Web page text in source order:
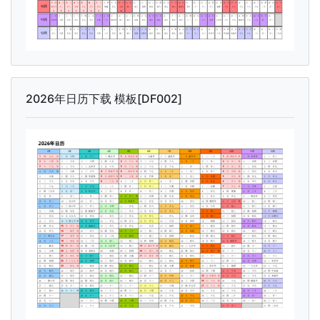
2026年日历下载 模板[DF002]